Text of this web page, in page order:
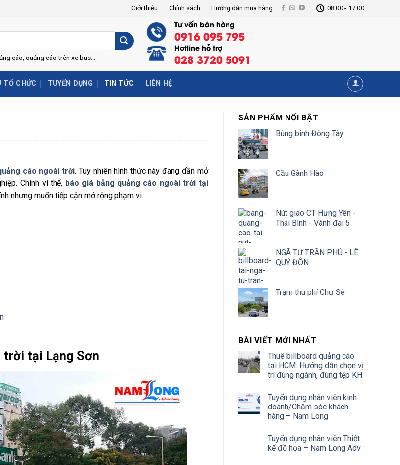
Giới thiệu Chính sách Hướng dẫn mua hàng 08:00 - 17:00
cáo, quảng cáo trên xe bus...
Tư vấn bán hàng
0916 095 795
Hotline hỗ trợ
028 3720 5091
TỔ CHỨC TUYỂN DỤNG TIN TỨC LIÊN HỆ
cáo ngoài trời. Tuy nhiên hình thức này đang dần mở
Chính vì thế, báo giá bảng quảng cáo ngoài trời tại
nhưng muốn tiếp cận mở rộng phạm vi.
trời tại Lạng Sơn
SẢN PHẨM NỔI BẬT
Bùng binh Đông Tây
Cầu Gành Hào
Nút giao CT Hưng Yên -
Thái Bình - Vành đai 5
NGÃ TƯ TRẦN PHÚ - LÊ
QUÝ ĐÔN
Trạm thu phí Chư Sê
BÀI VIẾT MỚI NHẤT
Thuê billboard quảng cáo
tại HCM: Hướng dẫn chọn vị
trí đúng ngành, đúng tệp KH
Tuyển dụng nhân viên kinh
doanh/Chăm sóc khách
hàng – Nam Long
Tuyển dụng nhân viên Thiết
kế đồ họa – Nam Long Adv